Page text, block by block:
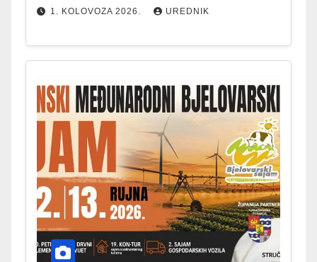
1. KOLOVOZA 2026. UREDNIK